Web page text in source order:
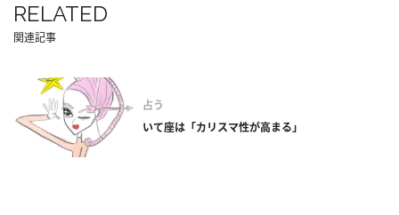
RELATED
関連記事
占う
いて座は「カリスマ性が高まる」